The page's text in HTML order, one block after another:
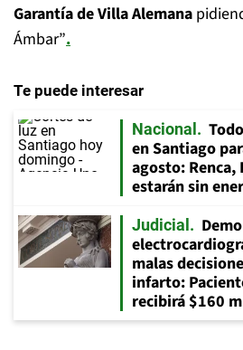
Garantía de Villa Alemana
Ámbar”.
Te puede interesar
Nacional
en Santiago
agosto: Renca,
estarán sin
Judicial
malas
infarto:
recibirá $160